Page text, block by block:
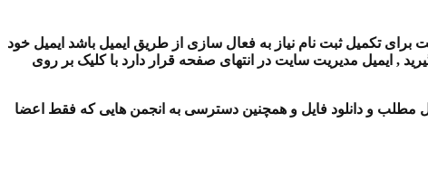
تکمیل ثبت نام نیاز به فعال سازی از طریق ایمیل باشد ایمیل خود
ایمیل مدیریت سایت در انتهای صفحه قرار دارد با کلیک بر روی
مطلب و دانلود فایل و همچنین دسترسی به انجمن هایی که فقط اعضا